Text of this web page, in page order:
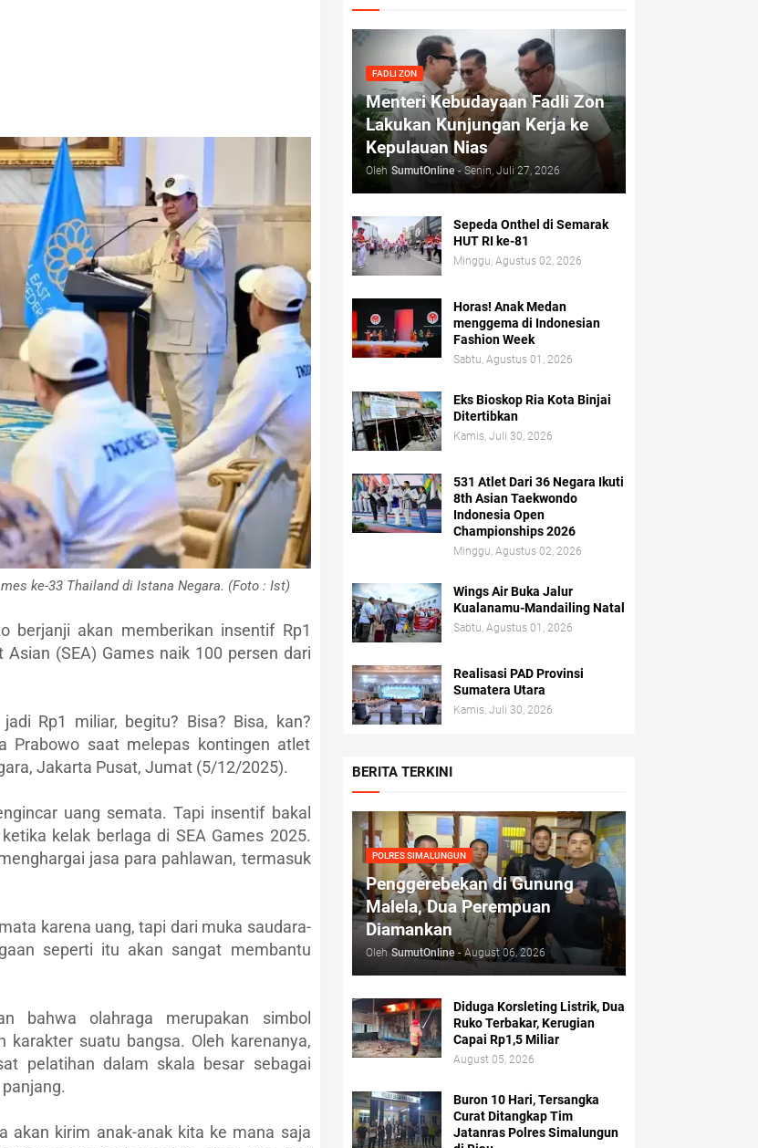
ke-33 Thailand di Istana Negara. (Foto : Ist)
berjanji akan memberikan insentif Rp1
(SEA) Games naik 100 persen dari
Rp1 miliar, begitu? Bisa? Bisa, kan?
Prabowo saat melepas kontingen atlet
Jakarta Pusat, Jumat (5/12/2025).
uang semata. Tapi insentif bakal
kelak berlaga di SEA Games 2025.
jasa para pahlawan, termasuk
karena uang, tapi dari muka saudara-
seperti itu akan sangat membantu
bahwa olahraga merupakan simbol
karakter suatu bangsa. Oleh karenanya,
pelatihan dalam skala besar sebagai
akan kirim anak-anak kita ke mana saja
FADLI ZON
Menteri Kebudayaan Fadli Zon
Lakukan Kunjungan Kerja ke
Kepulauan Nias
Oleh SumutOnline - Senin, Juli 27, 2026
Sepeda Onthel di Semarak
HUT RI ke-81
Minggu, Agustus 02, 2026
Horas! Anak Medan
menggema di Indonesian
Fashion Week
Sabtu, Agustus 01, 2026
Eks Bioskop Ria Kota Binjai
Ditertibkan
Kamis, Juli 30, 2026
531 Atlet Dari 36 Negara Ikuti
8th Asian Taekwondo
Indonesia Open
Championships 2026
Minggu, Agustus 02, 2026
Wings Air Buka Jalur
Kualanamu-Mandailing Natal
Sabtu, Agustus 01, 2026
Realisasi PAD Provinsi
Sumatera Utara
Kamis, Juli 30, 2026
BERITA TERKINI
POLRES SIMALUNGUN
Penggerebekan di Gunung
Malela, Dua Perempuan
Diamankan
Oleh SumutOnline - August 06, 2026
Diduga Korsleting Listrik, Dua
Ruko Terbakar, Kerugian
Capai Rp1,5 Miliar
August 05, 2026
Buron 10 Hari, Tersangka
Curat Ditangkap Tim
Jatanras Polres Simalungun